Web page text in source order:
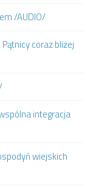
/AUDIO/
coraz bliżej
integracja
wiejskich